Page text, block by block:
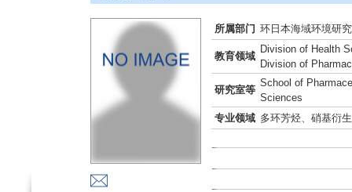
所属部门 环日本海域环境研
教育领域
Division of Health
Division of
研究室等
School of
Sciences
专业领域 多环芳烃、硝基衍